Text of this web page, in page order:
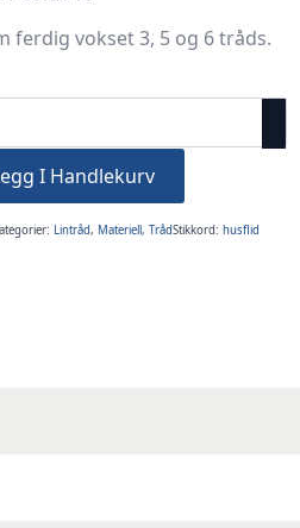
ferdig vokset 3, 5 og 6 tråds.
I Handlekurv
Lintråd, Materiell, TrådStikkord: husflid